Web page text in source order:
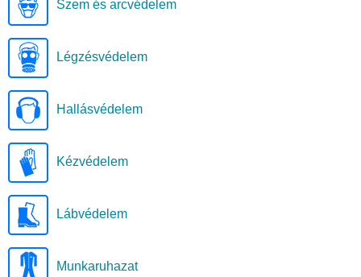
Szem és arcvédelem
Légzésvédelem
Hallásvédelem
Kézvédelem
Lábvédelem
Munkaruhazat